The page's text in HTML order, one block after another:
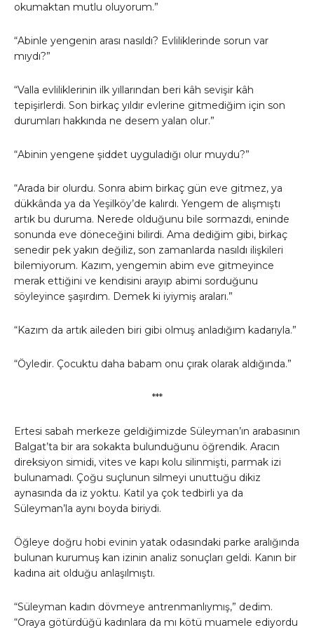
okumaktan mutlu oluyorum.”
“Abinle yengenin arası nasıldı? Evliliklerinde sorun var
mıydı?”
“Valla evliliklerinin ilk yıllarından beri kâh sevişir kâh
tepişirlerdi. Son birkaç yıldır evlerine gitmediğim için son
durumları hakkında ne desem yalan olur.”
“Abinin yengene şiddet uyguladığı olur muydu?”
“Arada bir olurdu. Sonra abim birkaç gün eve gitmez, ya
dükkânda ya da Yeşilköy’de kalırdı. Yengem de alışmıştı
artık bu duruma. Nerede olduğunu bile sormazdı, eninde
sonunda eve döneceğini bilirdi. Ama dediğim gibi, birkaç
senedir pek yakın değiliz, son zamanlarda nasıldı ilişkileri
bilemiyorum. Kazım, yengemin abim eve gitmeyince
merak ettiğini ve kendisini arayıp abimi sorduğunu
söyleyince şaşırdım. Demek ki iyiymiş araları.”
“Kazım da artık aileden biri gibi olmuş anladığım kadarıyla.”
“Öyledir. Çocuktu daha babam onu çırak olarak aldığında.”
***
Ertesi sabah merkeze geldiğimizde Süleyman’ın arabasının
Balgat’ta bir ara sokakta bulunduğunu öğrendik. Aracın
direksiyon simidi, vites ve kapı kolu silinmişti, parmak izi
bulunamadı. Çoğu suçlunun silmeyi unuttuğu dikiz
aynasında da iz yoktu. Katil ya çok tedbirli ya da
Süleyman’la aynı boyda biriydi.
Öğleye doğru hobi evinin yatak odasındaki parke aralığında
bulunan kurumuş kan izinin analiz sonuçları geldi. Kanın bir
kadına ait olduğu anlaşılmıştı.
“Süleyman kadın dövmeye antrenmanlıymış,” dedim.
“Oraya götürdüğü kadınlara da mı kötü muamele ediyordu